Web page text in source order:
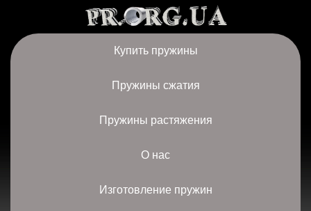
Купить пружины
Пружины сжатия
Пружины растяжения
О нас
Изготовление пружин